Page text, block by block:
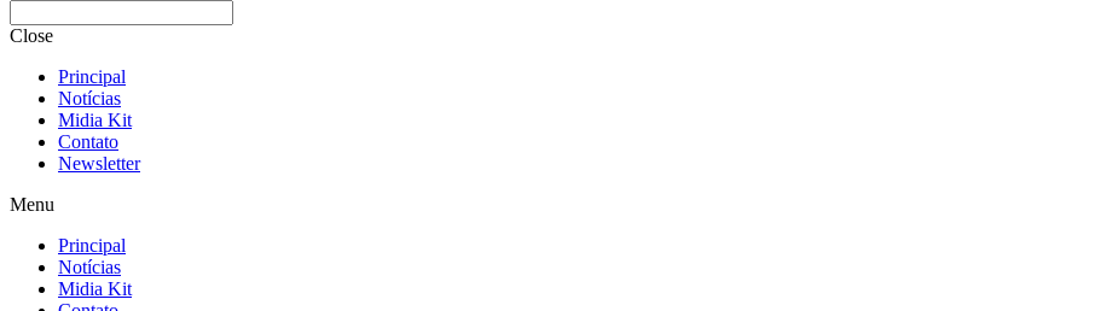
Close
Principal
Notícias
Midia Kit
Contato
Newsletter
Menu
Principal
Notícias
Midia Kit